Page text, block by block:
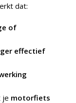
dat:
of
effectief
je motorfiets